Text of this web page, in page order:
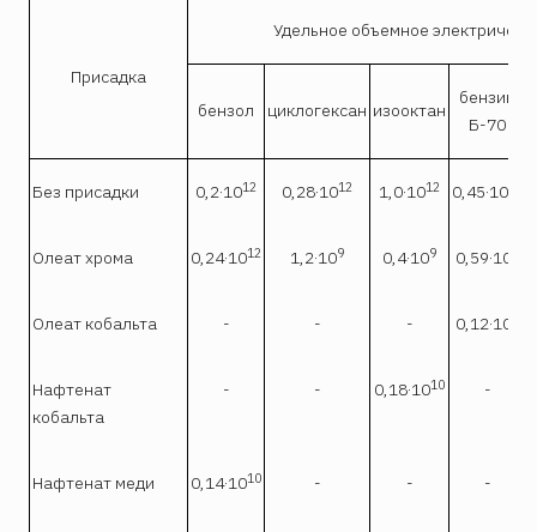
Присадка
Удельное объемное
бензол циклогексан изооктан
бензин
Б-70
Без присадки 0,2·1012 0,28·1012 1,0·1012 0,45·10
Олеат хрома 0,24·1012 1,2·109 0,4·109 0,59·10
Олеат кобальта - - - 0,12·10
Нафтенат
кобальта
- - 0,18·1010 -
Нафтенат меди 0,14·1010 - - -